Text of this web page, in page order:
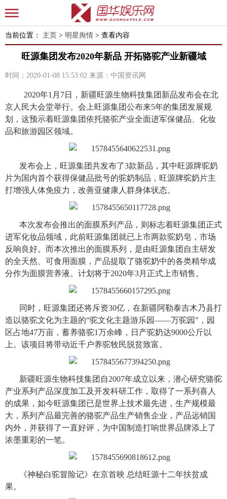
当前位置： 主页 > 明星舆情 > 查看内容
旺源集团发布2020年新品 开拓骆驼产业新疆域
时间：2020-01-08 15:53:02 来源：中国资讯网
2020年1月7日，新疆旺源生物科技集团新品发布会在北
京人民大会堂举行。会上旺源集团公布来5年的集团发展规
划，这预示着旺源集团依托骆驼产业全面进军保健品、化妆
品和旅游园区领域。
发布会上，旺源集团共发布了3款新品，其中旺源牌驼奶
片为国内首个获得保健品批号的驼奶制品，旺源牌驼奶片主
打增强人体免疫力，改善亚健康人群身体状态。
本次发布会推出的面膜系列产品，则标志着旺源集团正式
进军化妆品领域，此前旺源集团就已上市两款驼奶皂，市场
反响良好。而本次推出的面膜系列，是由旺源集团自主研发
的全天然、可食用面膜，产品提取了骆驼奶中的各类精华成
分作为面膜营养液。计划将于2020年3月正式上市销售。
同时，旺源集团还将斥资30亿，在新疆阿勒泰吉木乃县打
造以骆驼文化为主题的“驼文化主题游乐园——万驼园”，园
区占地47万亩，蓄养骆驼1万余峰，日产驼奶达9000公斤以
上。该项目将带动近千户养驼牧民脱贫致富。
新疆旺源生物科技集团自2007年成立以来，潜心研究骆驼
产业系列产品深度加工及开发科研工作，取得了一系列喜人
的成果，如今旺源集团已是世界上技术最先进，生产规模最
大，系列产品最完善的骆驼产品生产销售企业，产品远销国
内外，并获得了一直好评，为中国制造打响世界品牌添上了
浓墨重彩的一笔。
《神秘白驼冒险记》在京首映 总结旺源十二年扶贫成
果。